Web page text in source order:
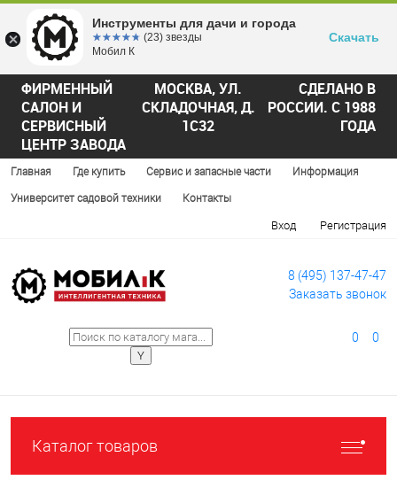
ФИРМЕННЫЙ
САЛОН И
СЕРВИСНЫЙ
ЦЕНТР ЗАВОДА
МОСКВА, УЛ.
СКЛАДОЧНАЯ, Д.
1С32
СДЕЛАНО В
РОССИИ. С 1988
ГОДА
Главная Где купить Сервис и запасные части Информация
Университет садовой техники Контакты
Вход Регистрация
8 (495) 137-47-47
Заказать звонок
0 0
Каталог товаров
Инструменты для дачи и города
☆☆☆☆☆
★★★★★ (23) звезды
Мобил К
Скачать